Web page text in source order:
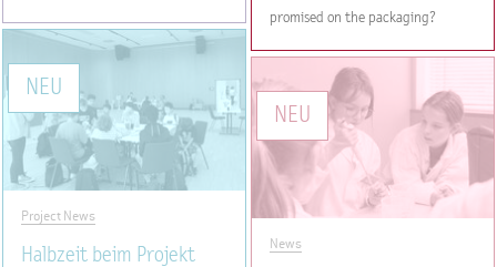
Project News
Halbzeit beim Projekt
promised on the packaging?
News